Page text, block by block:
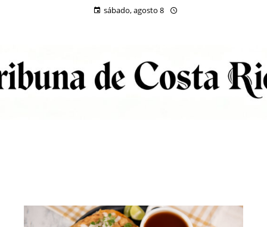
sábado, agosto 8